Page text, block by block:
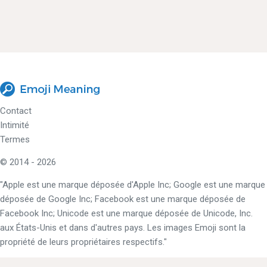
Contact
Intimité
Termes
© 2014 - 2026
"Apple est une marque déposée d'Apple Inc; Google est une marque
déposée de Google Inc; Facebook est une marque déposée de
Facebook Inc; Unicode est une marque déposée de Unicode, Inc.
aux États-Unis et dans d'autres pays. Les images Emoji sont la
propriété de leurs propriétaires respectifs."